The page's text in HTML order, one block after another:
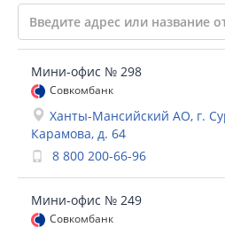
Мини-офис № 298
Совкомбанк
Ханты-Мансийский АО, г.
Карамова, д. 64
8 800 200-66-96
Мини-офис № 249
Совкомбанк